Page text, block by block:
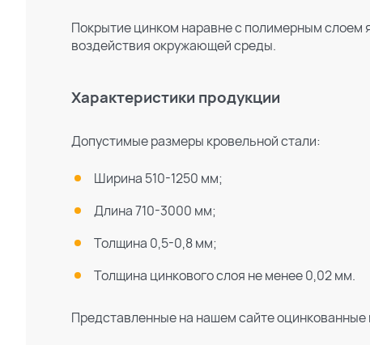
Покрытие цинком наравне с полимерным
воздействия окружающей среды.
Характеристики продукции
Допустимые размеры кровельной стали:
Ширина 510-1250 мм;
Длина 710-3000 мм;
Толщина 0,5-0,8 мм;
Толщина цинкового слоя не менее 0,02 мм.
Представленные на нашем сайте
Поиск по каталогуПоиск по сайту